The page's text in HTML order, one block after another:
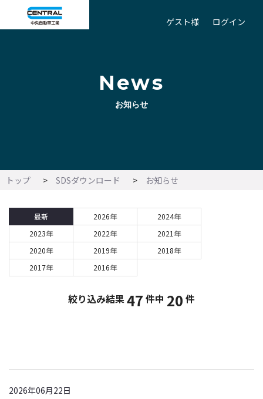
News
お知らせ
トップ SDSダウンロード お知らせ
ゲスト様 ログイン
最新 2026年
2024年
2023年
2022年
2021年
2020年
2019年
2018年
2017年
2016年
絞り込み結果47 件中 20 件
2026年06月22日